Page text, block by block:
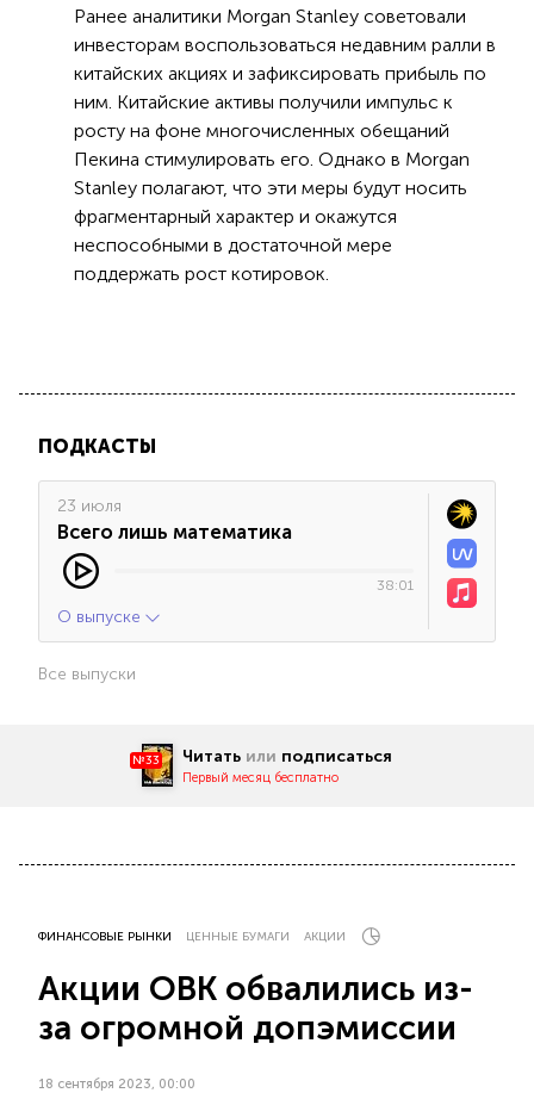
Ранее аналитики Morgan Stanley советовали
инвесторам воспользоваться недавним ралли в
китайских акциях и зафиксировать прибыль по
ним. Китайские активы получили импульс к
росту на фоне многочисленных обещаний
Пекина стимулировать его. Однако в Morgan
Stanley полагают, что эти меры будут носить
фрагментарный характер и окажутся
неспособными в достаточной мере
поддержать рост котировок.
ПОДКАСТЫ
23 июля
Всего лишь математика
38:01
О выпуске
Все выпуски
№33 Читать или подписаться
Первый месяц бесплатно
ФИНАНСОВЫЕ РЫНКИ ЦЕННЫЕ БУМАГИ АКЦИИ
Акции ОВК обвалились из-
за огромной допэмиссии
18 сентября 2023, 00:00